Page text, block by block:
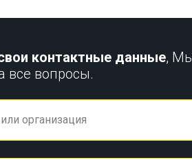
контактные данные,
все вопросы.